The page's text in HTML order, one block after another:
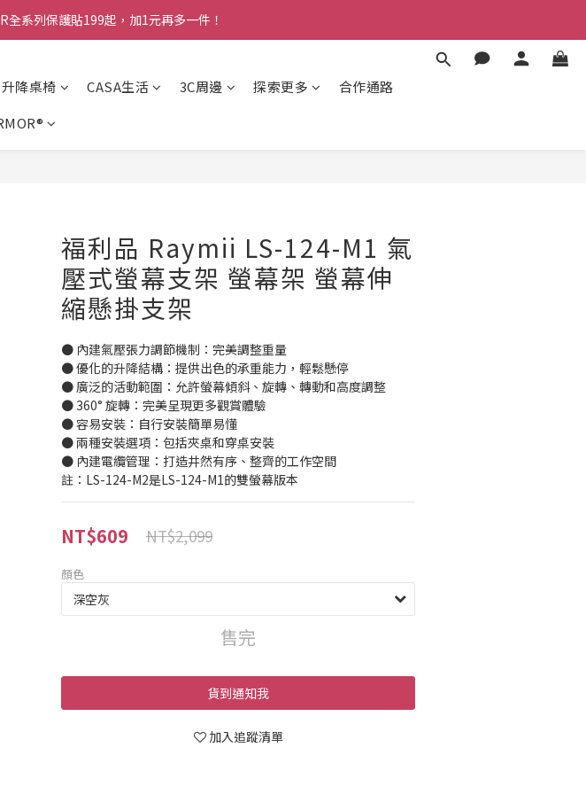
全系列保護貼199起，加1元再多一件！
升降桌椅 CASA生活 3C周邊 探索更多
合作通路
福利品 Raymii LS-124-M1 氣
壓式螢幕支架 螢幕架 螢幕伸
縮懸掛支架
● 內建氣壓張力調節機制：完美調整重量
● 優化的升降結構：提供出色的承重能力，輕鬆懸停
● 廣泛的活動範圍：允許螢幕傾斜、旋轉、轉動和高度調整
● 360° 旋轉：完美呈現更多觀賞體驗
● 容易安裝：自行安裝簡單易懂
● 兩種安裝選項：包括夾桌和穿桌安裝
● 內建電纜管理：打造井然有序、整齊的工作空間
註：LS-124-M2是LS-124-M1的雙螢幕版本
NT$609 NT$2,099
顏色
售完
貨到通知我
加入追蹤清單